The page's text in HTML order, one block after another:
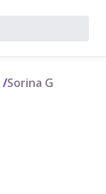
/Sorina G